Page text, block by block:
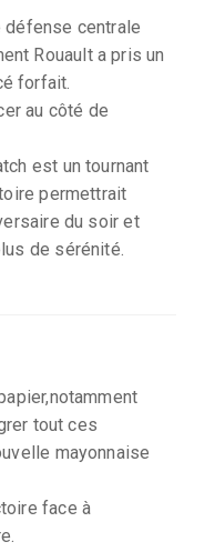
défense centrale
Rouault a pris un
forfait.
au côté de
est un tournant
permettrait
du soir et
de sérénité.
tout ces
mayonnaise
face à